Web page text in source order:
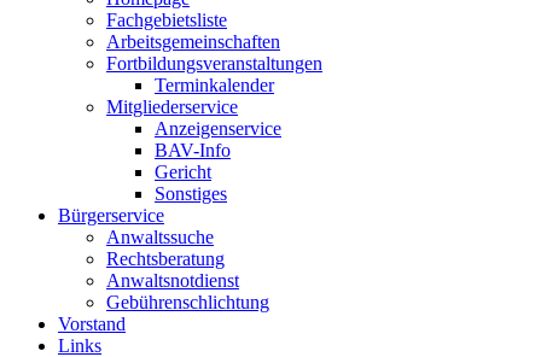
Fachgebietsliste
Arbeitsgemeinschaften
Fortbildungsveranstaltungen
Terminkalender
Mitgliederservice
Anzeigenservice
BAV-Info
Gericht
Sonstiges
Bürgerservice
Anwaltssuche
Rechtsberatung
Anwaltsnotdienst
Gebührenschlichtung
Vorstand
Links